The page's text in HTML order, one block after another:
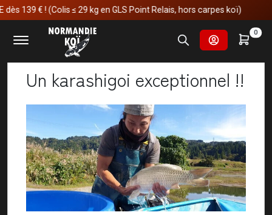
! (Colis ≤ 29 kg en GLS Point Relais, hors carpes koï)
0
Accueil Actualités Un karashigoi exceptionnel !!
Un karashigoi exceptionnel !!